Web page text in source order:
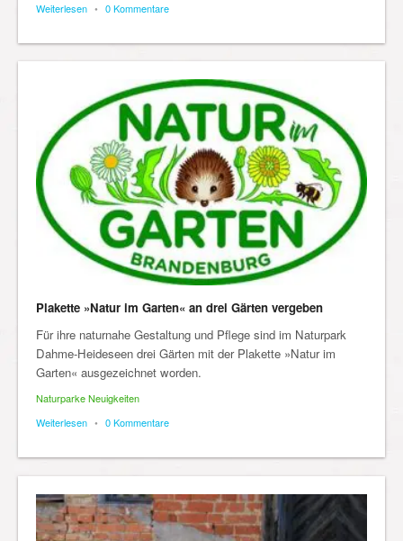
Weiterlesen • 0 Kommentare
Plakette »Natur im Garten« an drei Gärten vergeben
Für ihre naturnahe Gestaltung und Pflege sind im Naturpark
Dahme-Heideseen drei Gärten mit der Plakette »Natur im
Garten« ausgezeichnet worden.
Naturparke Neuigkeiten
Weiterlesen • 0 Kommentare